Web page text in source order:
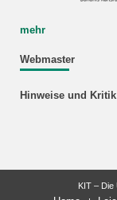
mehr
Webmaster
Hinweise und
KIT –